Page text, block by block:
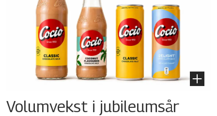
Volumvekst i jubileumsår